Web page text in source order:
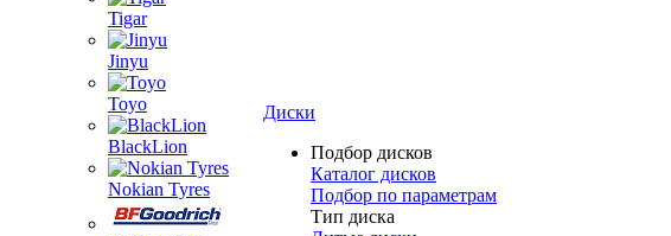
Tigar
Jinyu
Toyo
BlackLion
Nokian Tyres
Диски
Подбор дисков
Каталог дисков
Подбор по параметрам
Тип диска